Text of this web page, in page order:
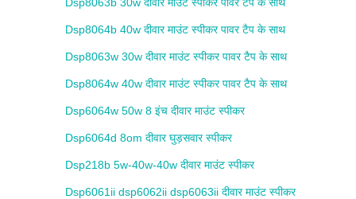
Dsp8064b 40w दीवार माउंट स्पीकर पावर टैप के साथ
Dsp8063w 30w दीवार माउंट स्पीकर पावर टैप के साथ
Dsp8064w 40w दीवार माउंट स्पीकर पावर टैप के साथ
Dsp6064w 50w 8 इंच दीवार माउंट स्पीकर
Dsp6064d 8om दीवार घुड़सवार स्पीकर
Dsp218b 5w-40w-40w दीवार माउंट स्पीकर
Dsp6061ii dsp6062ii dsp6063ii दीवार माउंट स्पीकर